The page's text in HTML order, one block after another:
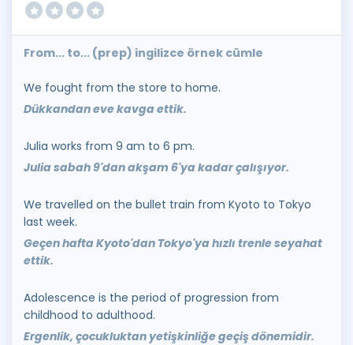
From... to... (prep) ingilizce örnek cümle
We fought from the store to home.
Dükkandan eve kavga ettik.
Julia works from 9 am to 6 pm.
Julia sabah 9'dan akşam 6'ya kadar çalışıyor.
We travelled on the bullet train from Kyoto to Tokyo
last week.
Geçen hafta Kyoto'dan Tokyo'ya hızlı trenle seyahat
ettik.
Adolescence is the period of progression from
childhood to adulthood.
Ergenlik, çocukluktan yetişkinliğe geçiş dönemidir.